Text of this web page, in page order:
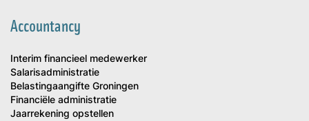
Accountancy
Interim financieel medewerker
Salarisadministratie
Belastingaangifte Groningen
Financiële administratie
Jaarrekening opstellen